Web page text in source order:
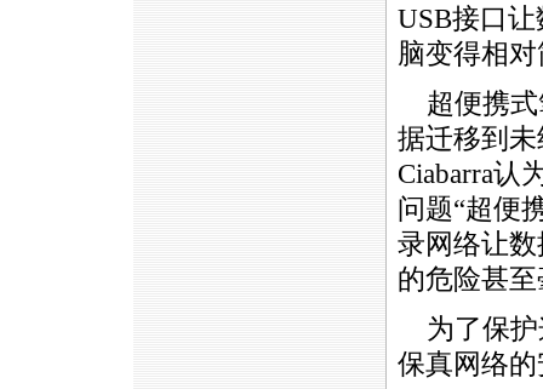
USB接口
脑变得相
超便携式
据迁移到
Ciabarra认
问题“超便
录网络让
的危险甚
为了保护
保真网络